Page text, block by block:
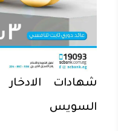
شهادات
السويس